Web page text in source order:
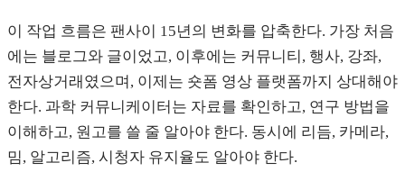
이 작업 흐름은 팬사이 15년의 변화를 압축한다. 가장 처음
에는 블로그와 글이었고, 이후에는 커뮤니티, 행사, 강좌,
전자상거래였으며, 이제는 숏폼 영상 플랫폼까지 상대해야
한다. 과학 커뮤니케이터는 자료를 확인하고, 연구 방법을
이해하고, 원고를 쓸 줄 알아야 한다. 동시에 리듬, 카메라,
밈, 알고리즘, 시청자 유지율도 알아야 한다.